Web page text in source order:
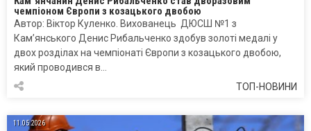
чемпіоном Європи з козацького двобою
Автор: Віктор Куленко. Вихованець ДЮСШ №1 з
Кам’янського Денис Рибальченко здобув золоті медалі у
двох розділах на чемпіонаті Європи з козацького двобою,
який проводився в…
ТОП-НОВИНИ
11.05.2026